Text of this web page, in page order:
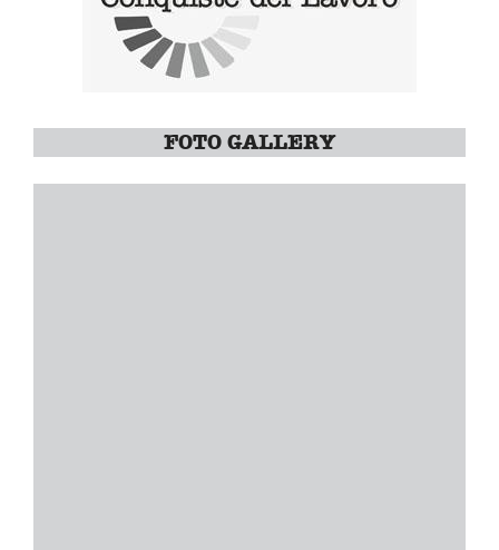
FOTO GALLERY